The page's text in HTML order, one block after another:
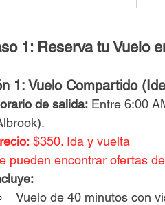
1: Reserva tu Vuelo
1: Vuelo Compartido
de salida: Entre 6:00
$350. Ida y vuelta
pueden encontrar ofertas
Vuelo de 40 minutos con